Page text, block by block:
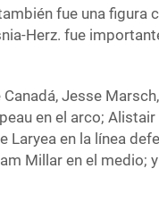
fue una figura
Herz. fue
Canadá, Jesse
en el arco;
Laryea en la línea
Millar en el medio;